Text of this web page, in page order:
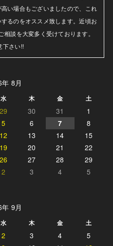
い場合もございましたので、これ
るのをオススメ致します。近頃お
談を大変多く受けております。
下さい!!
8月
水 木 金 土
29 30 31
1
5 6 7
8
12 13 14
15
19 20 21
22
26 27 28
29
2 3 4 5
9月
水 木 金 土
2 3 4
5